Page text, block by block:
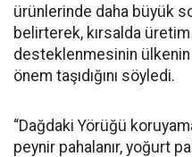
ürünlerinde daha büyük
belirterek, kırsalda üretim
desteklenmesinin ülkenin
önem taşıdığını söyledi.
“Dağdaki Yörüğü
peynir pahalanır, yoğurt